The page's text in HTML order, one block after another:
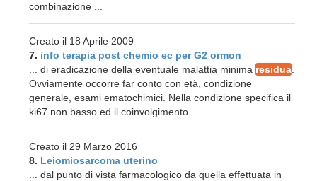
combinazione ...
Creato il 18 Aprile 2009
7. info terapia post chemio ec per G2 ormon
... di eradicazione della eventuale malattia minima residua
Ovviamente occorre far conto con età, condizione
generale, esami ematochimici. Nella condizione specifica il
ki67 non basso ed il coinvolgimento ...
Creato il 29 Marzo 2016
8. Leiomiosarcoma uterino
... dal punto di vista farmacologico da quella effettuata in